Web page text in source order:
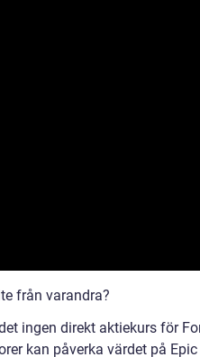
från varandra?
ingen direkt aktiekurs för
kan påverka värdet på Epic